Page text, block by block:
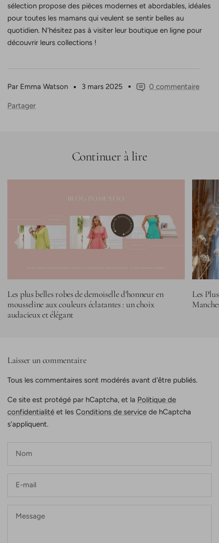
Par Emma Watson 3 mars 2025 0 commentaire
Partager
sélection propose des pièces modernes et abordables, idéales
pour toutes les mamans qui veulent se sentir belles au
quotidien. N’hésitez pas à visiter leur boutique en ligne pour
découvrir leurs collections !
Continuer à lire
Les plus belles robes de demoiselle d’honneur en
mousseline aux couleurs éclatantes : un choix
audacieux et élégant
Les
Laisser un commentaire
Tous les commentaires sont modérés avant d'être publiés.
Ce site est protégé par hCaptcha, et la Politique de
confidentialité et les Conditions de service de hCaptcha
s’appliquent.
Nom
E-mail
Message